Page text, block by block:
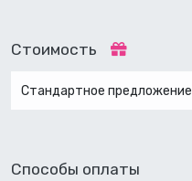
Стоимость
Стандартное предложение
Способы оплаты